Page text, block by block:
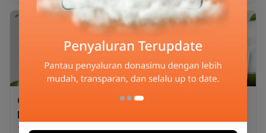
Qurban Kambing
Double Kebaikan